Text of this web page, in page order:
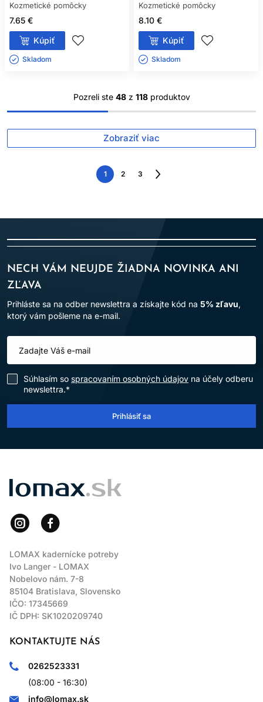
Kozmetické pomôcky
7.65 €
Kúpiť
Skladom ㅤ
Kozmetické pomôcky
8.10 €
Kúpiť
Skladom ㅤ
Pozreli ste 48z 118produktov
Zobraziť viac
1 2 3
Nasledujúca
NECH VÁM NEUJDE ŽIADNA NOVINKA ANI
ZĽAVA
Prihláste sa na odber newslettra a získajte kód na 5% zľavu,
ktorý vám pošleme na e-mail.
Súhlasím so spracovaním osobných údajov na účely odberu
newslettra.*
Prihlásiť sa
LOMAX
LOMAX kadernícke potreby
Ivo Langer - LOMAX
Nobelovo nám. 7-8
85104 Bratislava, Slovensko
IČO: 17345669
IČ DPH: SK1020209740
KONTAKTUJTE NÁS
0262523331
(08:00 - 16:30)
info@lomax.sk